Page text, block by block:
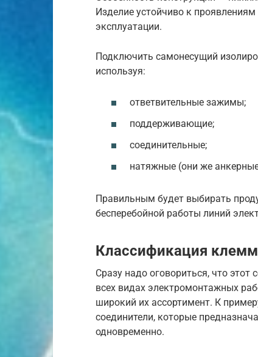
Изделие устойчиво к
эксплуатации.
Подключить самонесущий
используя:
ответвительные зажимы;
поддерживающие;
соединительные;
натяжные (они же
Правильным будет выбирать
бесперебойной работы линий
Классификация
Сразу надо оговориться, что этот
всех видах электромонтажных
широкий их ассортимент. К
соединители, которые
одновременно.